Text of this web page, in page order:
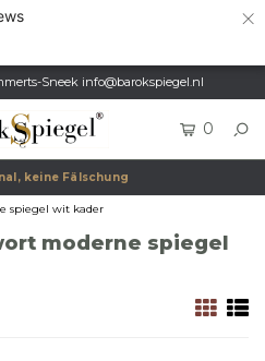
×
Sneek info@barokspiegel.nl
0
keine Fälschung
spiegel wit kader
moderne spiegel